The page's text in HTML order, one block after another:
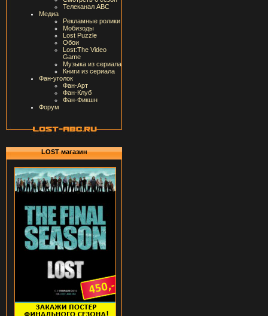
Телеканал ABC
Медиа
Рекламные ролики
Мобизоды
Lost Puzzle
Обои
Lost:The Video
Game
Музыка из сериала
Книги из сериала
Фан-уголок
Фан-Арт
Фан-Клуб
Фан-Фикшн
Форум
LOST магазин